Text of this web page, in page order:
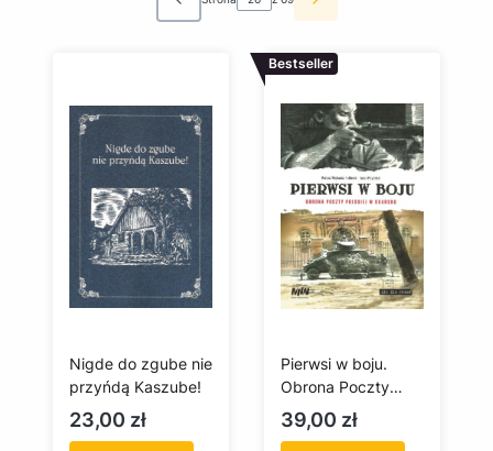
Poprzednie produktyNastępne produkty
Nigde do zgube nie
przyńdą Kaszube!
Cena
23,00 zł
Bestseller
Pierwsi w boju.
Obrona Poczty
Polskiej w Gdańsku
(komiks)
Cena
39,00 zł